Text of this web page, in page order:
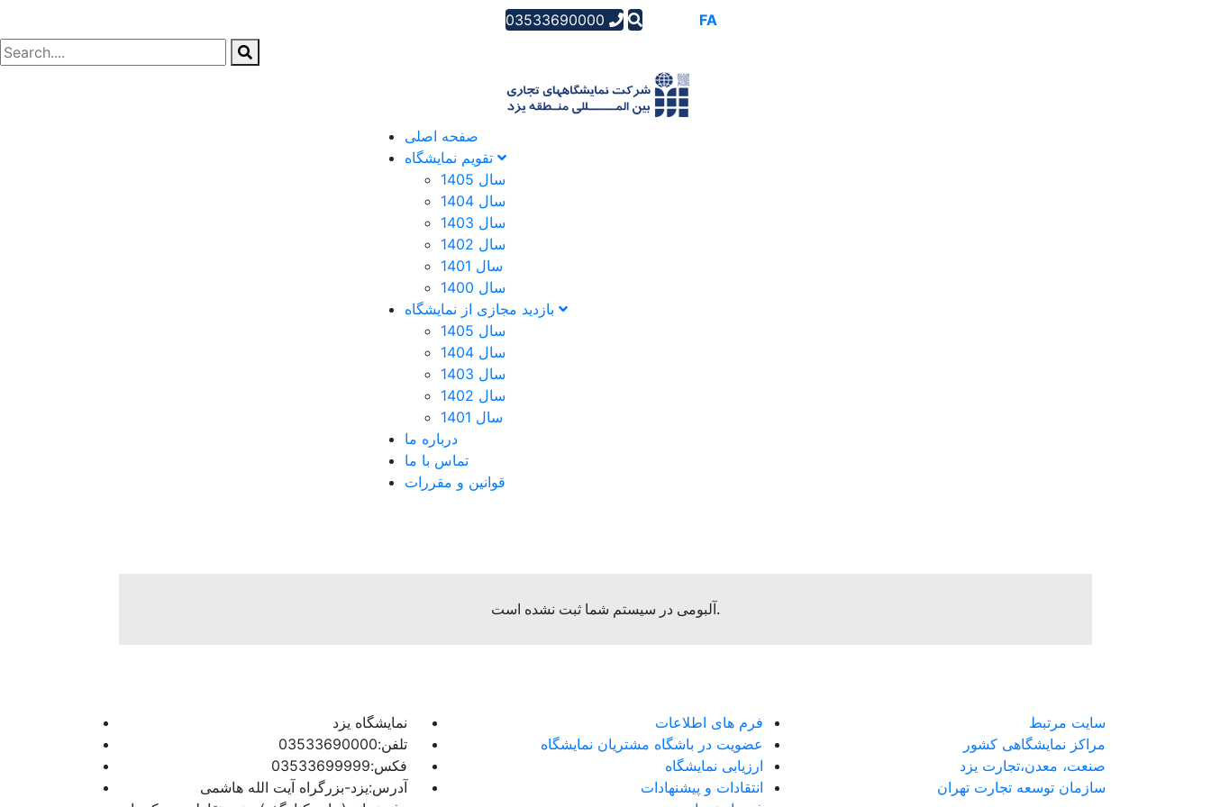
03533690000 FA
صفحه اصلی
تقویم نمایشگاه
سال 1405
سال 1404
سال 1403
سال 1402
سال 1401
سال 1400
سال 1405
سال 1404
سال 1403
سال 1402
سال 1401
درباره ما
تماس با ما
قوانین و مقررات
آلبومی در سیستم شما ثبت نشده است.
نمایشگاه یزد
تلفن:03533690000
فکس:03533699999
آدرس:یزد-بزرگراه آیت الله هاشمی
فرم های اطلاعات
عضویت در باشگاه مشتریان نمایشگاه
ارزیابی نمایشگاه
انتقادات و پیشنهادات
سایت مرتبط
مراکز نمایشگاهی کشور
صنعت، معدن،تجارت یزد
سازمان توسعه تجارت تهران